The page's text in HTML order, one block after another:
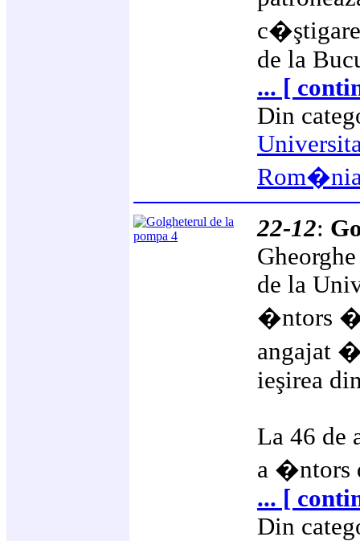
de la
... [
Din
22-12:
de la
�ntors
angajat
ieşirea
La 46 de
a �ntors
... [
Din